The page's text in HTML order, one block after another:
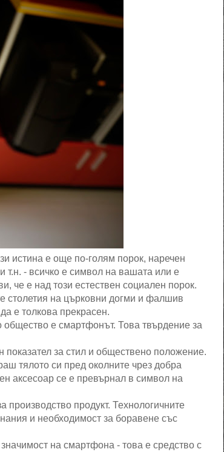
истина е още по-голям порок, наречен
- всичко е символ на вашата или е
че е над този естествен социален порок.
столетия на църковни догми и фалшив
е толкова прекрасен.
е смартфонът. Това твърдение за
за стил и обществено положение.
тялото си пред околните чрез добра
аксесоар се е превърнал в символ на
продукт. Технологичните
и необходимост за боравене със
на смартфона - това е средство с